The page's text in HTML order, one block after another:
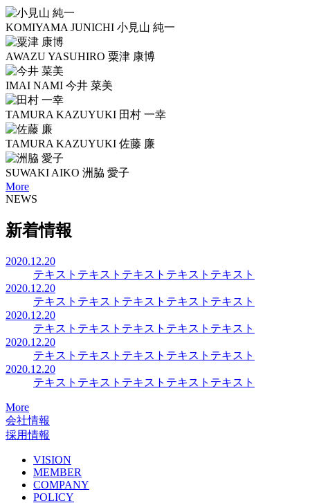
KOMIYAMA JUNICHI 小見山 純一
AWAZU YASUHIRO 粟津 康博
IMAI NAMI 今井 菜美
TAMURA KAZUYUKI 田村 一幸
TAMURA KAZUYUKI 佐藤 廉
SUWAKI AIKO 洲脇 愛子
More
NEWS
新着情報
2020.12.20
テキストテキストテキストテキストテキスト
2020.12.20
テキストテキストテキストテキストテキスト
2020.12.20
テキストテキストテキストテキストテキスト
2020.12.20
テキストテキストテキストテキストテキスト
2020.12.20
テキストテキストテキストテキストテキスト
More
会社情報
採用情報
VISION
MEMBER
COMPANY
POLICY